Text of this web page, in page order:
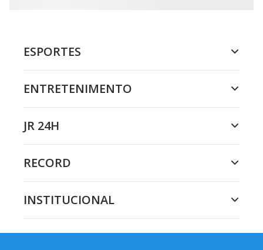
ESPORTES
ENTRETENIMENTO
JR 24H
RECORD
INSTITUCIONAL